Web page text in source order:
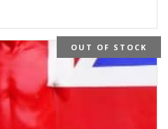
OUT OF STOCK